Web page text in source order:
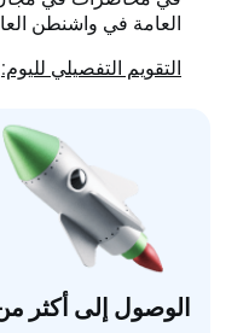
العامة في واشنطن
التقويم التفصيلي لليوم:
الوصول إلى أكثر من 2600أداة